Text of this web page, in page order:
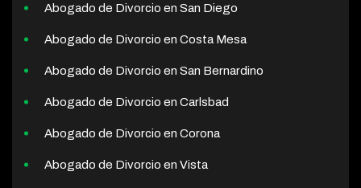
Abogado de Divorcio en San Diego
Abogado de Divorcio en Costa Mesa
Abogado de Divorcio en San Bernardino
Abogado de Divorcio en Carlsbad
Abogado de Divorcio en Corona
Abogado de Divorcio en Vista